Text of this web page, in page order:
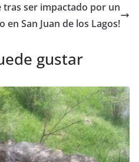
tras ser impactado por un
en San Juan de los Lagos!
gustar